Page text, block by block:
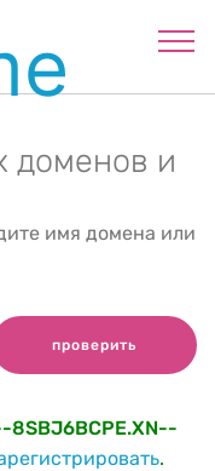
доменов и
имя домена или
проверить
8SBJ6BCPE.XN--
.